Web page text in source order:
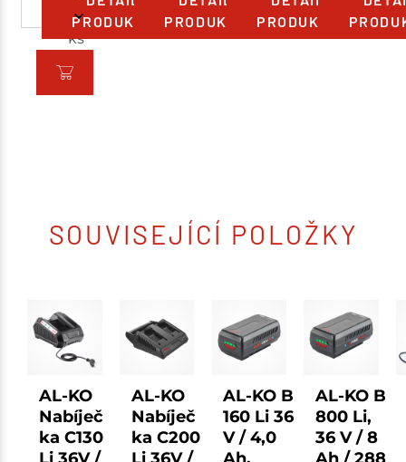
ks
PRODUKTU
PRODUKTU
PRODUKTU
SOUVISEJÍCÍ POLOŽKY
AL-KO
Nabíječ
ka C130
AL-KO
Nabíječ
ka C200
AL-KO B
160 Li 36
V / 4,0
AL-KO B
800 Li,
36 V / 8